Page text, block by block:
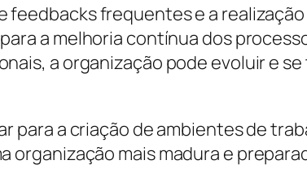
frequentes e a
a melhoria contínua dos
a organização pode evoluir e
para a criação de ambientes de
mais madura e